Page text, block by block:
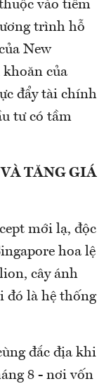
vào tiềm
trình hỗ
New
khoăn của
đẩy tài chính
tư có tầm
TĂNG GIÁ
mới lạ, độc
hoa lệ
cây ánh
đó là hệ thống
đắc địa khi
8 - nơi vốn